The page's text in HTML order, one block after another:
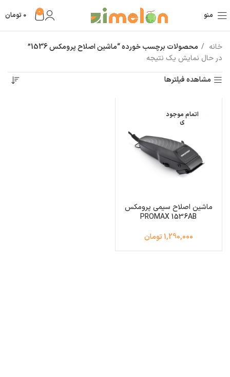
منو 0
0 تومان
خانه
محصولات برچسب خورده “ماشین اصلاح پرومکس 1536”
در حال نمایش یک نتیجه
مشاهده فیلترها
اتمام موجود
ی
ماشین اصلاح سیمی پرومکس
PROMAX 1536AB
1,290,000 تومان